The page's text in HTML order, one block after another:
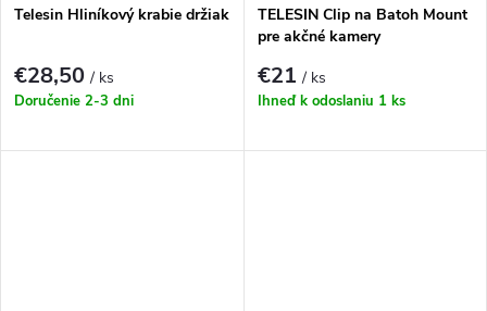
Telesin Hliníkový krabie držiak
€28,50/ ks
Doručenie 2-3 dni
TELESIN Clip na Batoh Mount
pre akčné kamery
€21/ ks
Ihneď k odoslaniu 1 ks